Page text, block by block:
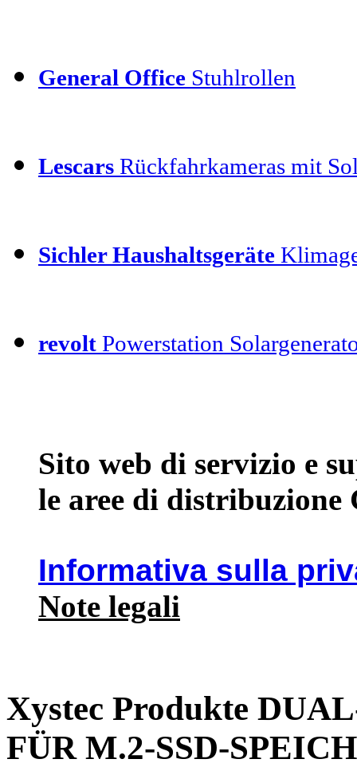
General Office Stuhlrollen
Lescars Rückfahrkameras mit
Sichler Haushaltsgeräte
revolt Powerstation
Sito web di servizio e
le aree di distribuzione
Informativa sulla
Note legali
Xystec Produkte
FÜR M.2-SSD-